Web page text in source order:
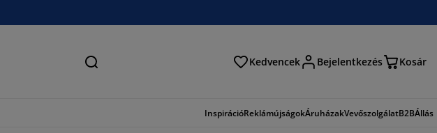
Keresés Kedvencek Bejelentkezés Kosár
InspirációReklámújságokÁruházakVevőszolgálatB2BÁllás